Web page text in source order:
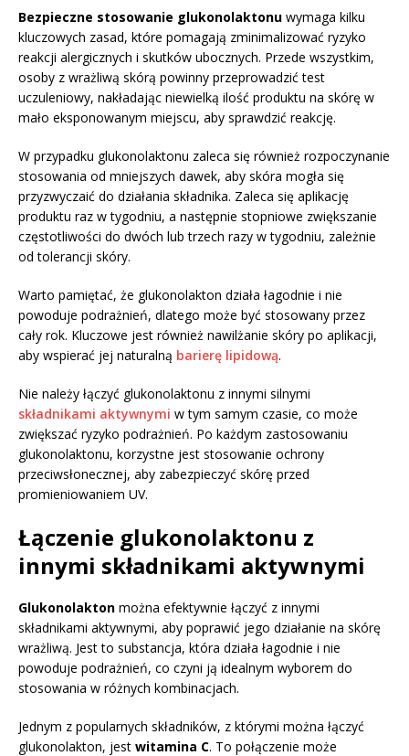
Bezpieczne stosowanie glukonolaktonu wymaga kilku
kluczowych zasad, które pomagają zminimalizować ryzyko
reakcji alergicznych i skutków ubocznych. Przede wszystkim,
osoby z wrażliwą skórą powinny przeprowadzić test
uczuleniowy, nakładając niewielką ilość produktu na skórę w
mało eksponowanym miejscu, aby sprawdzić reakcję.
W przypadku glukonolaktonu zaleca się również rozpoczynanie
stosowania od mniejszych dawek, aby skóra mogła się
przyzwyczaić do działania składnika. Zaleca się aplikację
produktu raz w tygodniu, a następnie stopniowe zwiększanie
częstotliwości do dwóch lub trzech razy w tygodniu, zależnie
od tolerancji skóry.
Warto pamiętać, że glukonolakton działa łagodnie i nie
powoduje podrażnień, dlatego może być stosowany przez
cały rok. Kluczowe jest również nawilżanie skóry po aplikacji,
aby wspierać jej naturalną barierę lipidową.
Nie należy łączyć glukonolaktonu z innymi silnymi
składnikami aktywnymi w tym samym czasie, co może
zwiększać ryzyko podrażnień. Po każdym zastosowaniu
glukonolaktonu, korzystne jest stosowanie ochrony
przeciwsłonecznej, aby zabezpieczyć skórę przed
promieniowaniem UV.
Łączenie glukonolaktonu z
innymi składnikami aktywnymi
Glukonolakton można efektywnie łączyć z innymi
składnikami aktywnymi, aby poprawić jego działanie na skórę
wrażliwą. Jest to substancja, która działa łagodnie i nie
powoduje podrażnień, co czyni ją idealnym wyborem do
stosowania w różnych kombinacjach.
Jednym z popularnych składników, z którymi można łączyć
glukonolakton, jest witamina C. To połączenie może